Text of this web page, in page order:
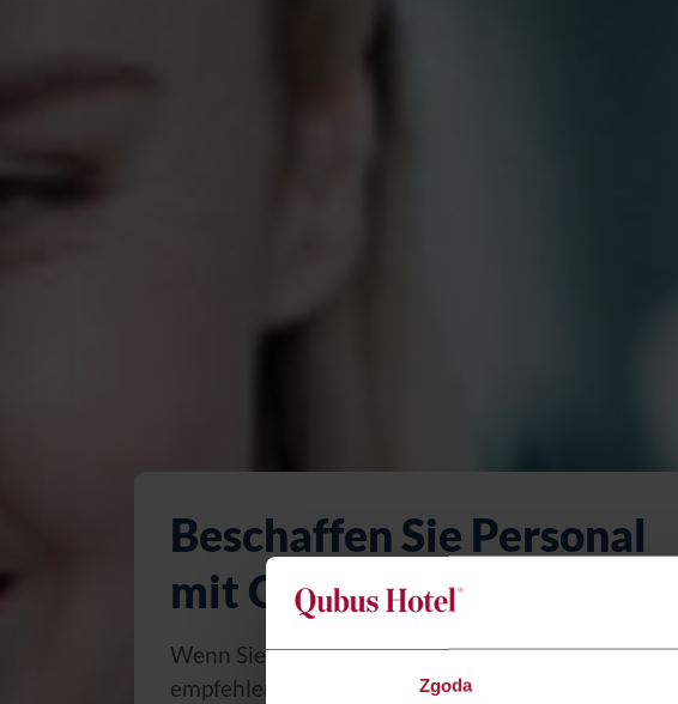
Zgoda
Beschaffen Sie Personal
mit Qubus Hotel!
Wenn Sie eine Personalbeschaffung planen,
empfehlen wir Ihnen, mit der Hotelkette Qubus